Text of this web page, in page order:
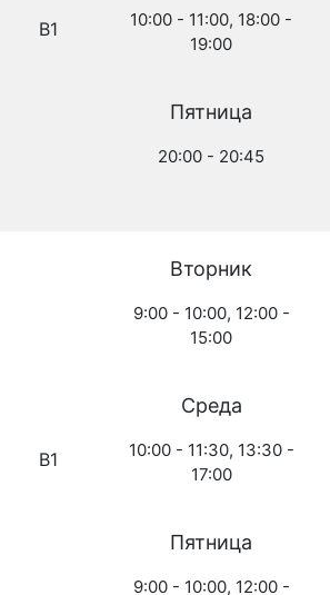
B1
10:00 - 11:00, 18:00 -
19:00
Пятница
20:00 - 20:45
B1
Вторник
9:00 - 10:00, 12:00 -
15:00
Среда
10:00 - 11:30, 13:30 -
17:00
Пятница
9:00 - 10:00, 12:00 -